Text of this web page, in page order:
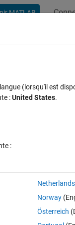
MATLAB
(lorsqu'il est
:United States.
:
Netherlands
Norway
Österreich